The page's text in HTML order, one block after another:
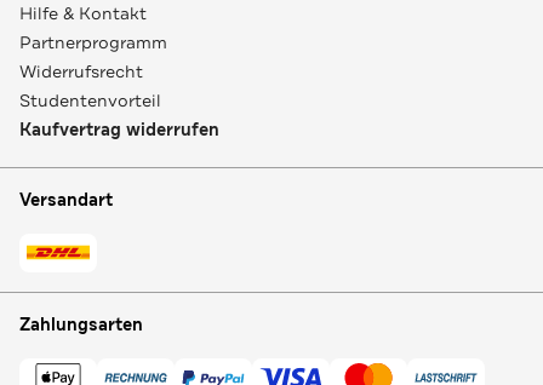
Hilfe & Kontakt
Partnerprogramm
Widerrufsrecht
Studentenvorteil
Kaufvertrag widerrufen
Versandart
Zahlungsarten